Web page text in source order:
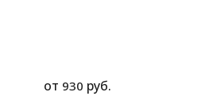
от 930 руб.